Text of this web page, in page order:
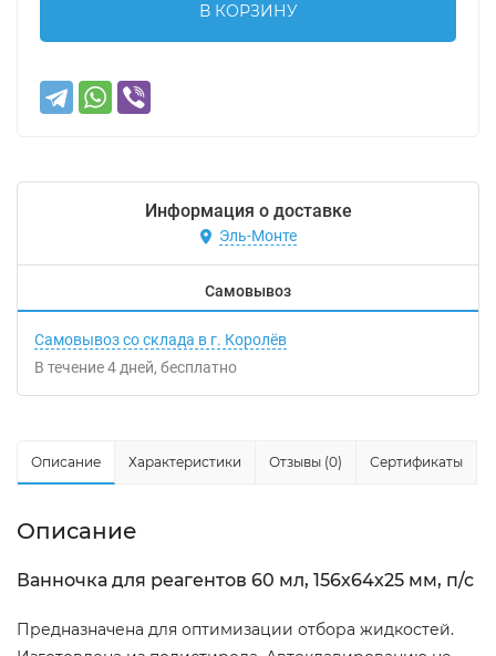
В КОРЗИНУ
Информация о доставке
Эль-Монте
Самовывоз
Самовывоз со склада в г. Королёв
В течение4 дней Бесплатно
Описание Характеристики Отзывы (0) Сертификаты
Описание
Ванночка для реагентов 60 мл, 156х64х25 мм, п/с
Предназначена для оптимизации отбора жидкостей.